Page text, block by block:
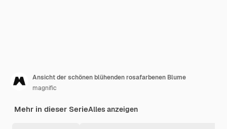
Ansicht der schönen blühenden rosafarbenen Blume
magnific
Mehr in dieser SerieAlles anzeigen